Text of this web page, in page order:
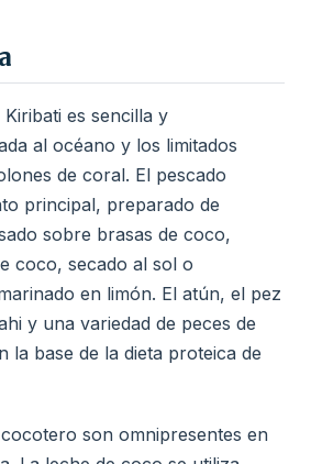
es sencilla y
al océano y los limitados
de coral. El pescado
principal, preparado de
sobre brasas de coco,
coco, secado al sol o
en limón. El atún, el pez
y una variedad de peces de
la base de la dieta proteica de
son omnipresentes en